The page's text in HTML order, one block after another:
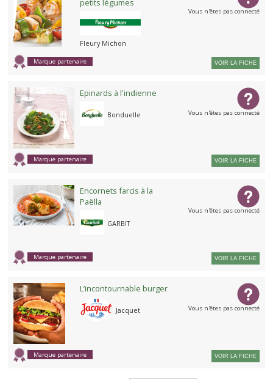
petits légumes
Fleury Michon
Marque partenaire
Vous n'êtes pas connecté
VOIR LA FICHE
Epinards à l'indienne
Bonduelle
Marque partenaire
Vous n'êtes pas connecté
VOIR LA FICHE
Encornets farcis à la
Paëlla
GARBIT
Marque partenaire
Vous n'êtes pas connecté
VOIR LA FICHE
L’incontournable burger
Jacquet
Marque partenaire
Vous n'êtes pas connecté
VOIR LA FICHE